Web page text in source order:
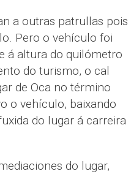
a outras patrullas pois
Pero o vehículo foi
á altura do quilómetro
do turismo, o cal
de Oca no término
o vehículo, baixando
do lugar á carreira
do lugar,